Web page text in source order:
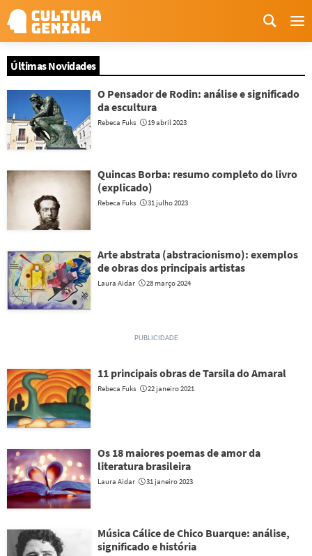
Últimas Novidades
O Pensador de Rodin: análise e significado
da escultura
Rebeca Fuks 19 abril 2023
Quincas Borba: resumo completo do livro
(explicado)
Rebeca Fuks 31 julho 2023
Arte abstrata (abstracionismo): exemplos
de obras dos principais artistas
Laura Aidar 28 março 2024
11 principais obras de Tarsila do Amaral
Rebeca Fuks 22 janeiro 2021
Os 18 maiores poemas de amor da
literatura brasileira
Laura Aidar 31 janeiro 2023
Música Cálice de Chico Buarque: análise,
significado e história